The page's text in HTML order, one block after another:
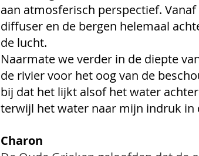
aan atmosferisch perspectief.
diffuser en de bergen helemaal
de lucht.
Naarmate we verder in de diepte
de rivier voor het oog van de
bij dat het lijkt alsof het water
terwijl het water naar mijn indruk
Charon